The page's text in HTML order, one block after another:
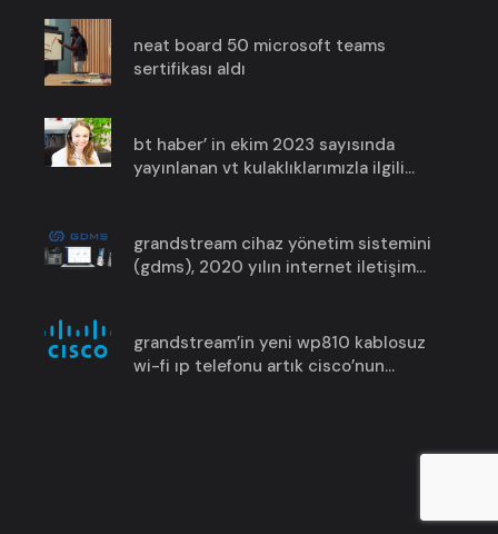
neat board 50 microsoft teams
sertifikası aldı
bt haber’ in ekim 2023 sayısında
yayınlanan vt kulaklıklarımızla ilgili
grandstream cihaz yönetim sistemini
(gdms), 2020 yılın i̇nternet i̇letişim
grandstream’in yeni wp810 kablosuz
wi-fi ip telefonu artık cisco’nun